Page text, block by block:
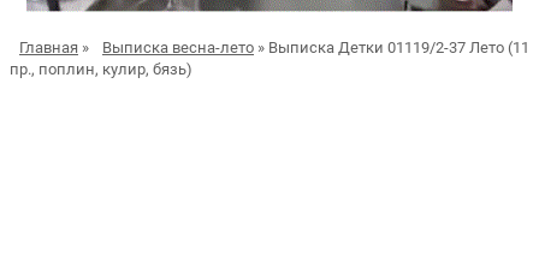
Главная » Выписка весна-лето » Выписка Детки 01119/2-37 Лето (11
пр., поплин, кулир, бязь)